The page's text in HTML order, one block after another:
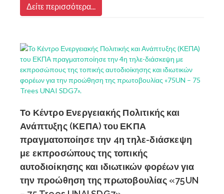
Δείτε περισσότερα...
Το Κέντρο Ενεργειακής Πολιτικής και
Ανάπτυξης (ΚΕΠΑ) του ΕΚΠΑ
πραγματοποίησε την 4η τηλε-διάσκεψη
με εκπροσώπους της τοπικής
αυτοδιοίκησης και ιδιωτικών φορέων για
την προώθηση της πρωτοβουλίας «75UN